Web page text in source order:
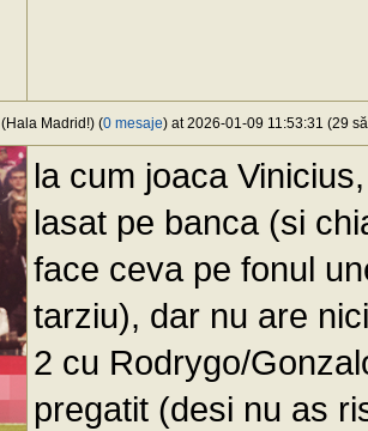
(Hala Madrid!) (0 mesaje) at 2026-01-09 11:53:31 (29
la cum joaca
lasat pe banca (si
face ceva pe fonul
tarziu), dar nu are
2 cu Rodrygo/
pregatit (desi nu as